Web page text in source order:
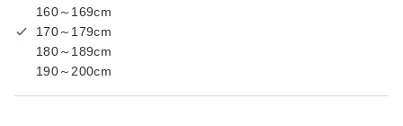
160～169cm
170～179cm
180～189cm
190～200cm